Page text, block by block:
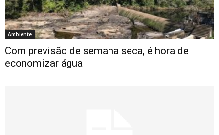
Ambiente
Com previsão de semana seca, é hora de
economizar água